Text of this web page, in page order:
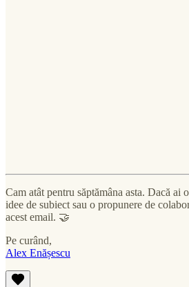
Cam atât pentru săptămâna asta. Dacă ai
idee de subiect sau o propunere de
acest email. 🤝
Pe curând,
Alex Enășescu